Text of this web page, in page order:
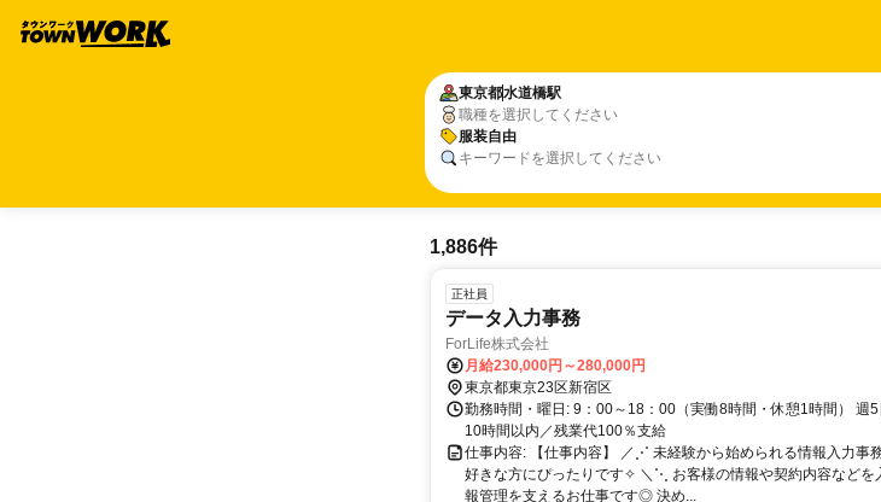
東京都水道橋駅
職種を選択してください
服装自由
キーワードを選択してください
1,886件
正社員
データ入力事務
ForLife株式会社
月給230,000円～280,000円
東京都東京23区新宿区
勤務時間・曜日: 9：00～18：00（実働8時間・休憩1時間） 週
10時間以内／残業代100％支給
仕事内容: 【仕事内容】 ／⋰ 未経験から始められる情報入力事
好きな方にぴったりです✧ ＼⋱ お客様の情報や契約内容などを
報管理を支えるお仕事です◎ 決め...